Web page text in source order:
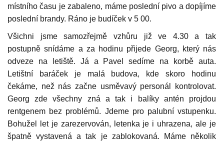
místního času je zabaleno, máme poslední pivo a dopíjíme
poslední brandy. Ráno je budíček v 5 00.
Všichni jsme samozřejmě vzhůru již ve 4.30 a tak
postupně snídáme a za hodinu přijede Georg, který nás
odveze na letiště. Já a Pavel sedíme na korbě auta.
Letištní baráček je malá budova, kde skoro hodinu
čekáme, než nás začne usměvavý personál kontrolovat.
Georg zde všechny zná a tak i balíky antén projdou
rentgenem bez problémů. Jdeme pro palubní vstupenku.
Bohužel let je zarezervován, letenka je i uhrazena, ale je
špatně vystavená a tak je zablokovaná. Máme několik